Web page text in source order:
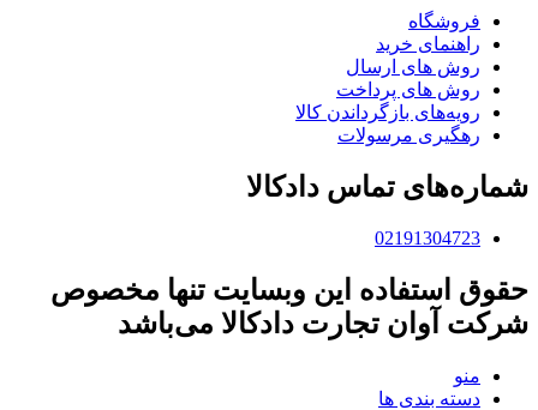
فروشگاه
راهنمای خرید
روش های ارسال
روش های پرداخت
رویه‌های بازگرداندن کالا
رهگیری مرسولات
شماره‌های تماس دادکالا
02191304723
حقوق استفاده این وبسایت تنها مخصوص
شرکت آوان تجارت دادکالا می‌باشد
منو
دسته بندی ها